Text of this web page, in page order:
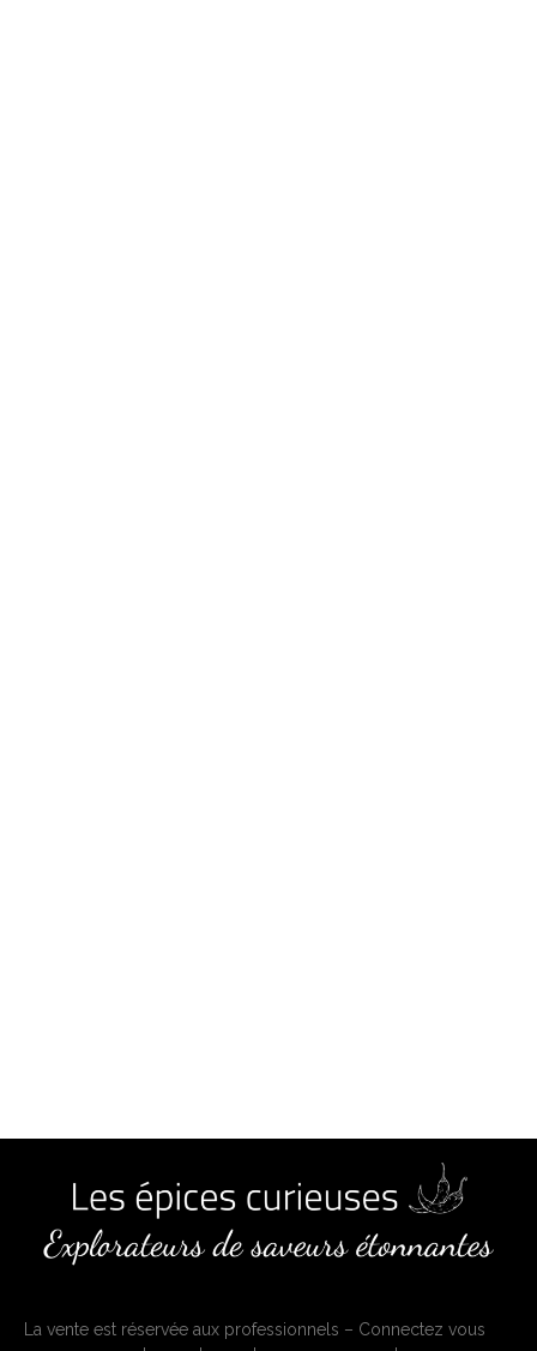
La vente est réservée aux professionnels – Connectez vous